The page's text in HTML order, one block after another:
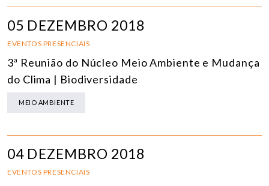
05 DEZEMBRO 2018
EVENTOS PRESENCIAIS
3ª Reunião do Núcleo Meio Ambiente e Mudança
do Clima | Biodiversidade
MEIO AMBIENTE
04 DEZEMBRO 2018
EVENTOS PRESENCIAIS